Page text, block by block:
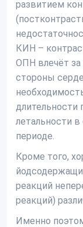
развитием
КИН –
ОПН влечёт за
стороны
длительности
летальности
периоде.
Кроме того,
реакций
реакций)
Именно